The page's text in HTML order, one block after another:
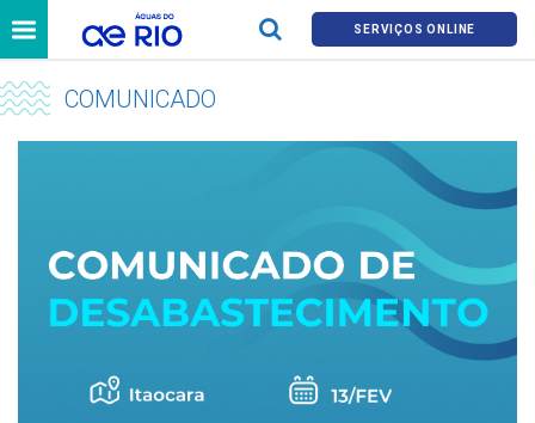
SERVIÇOS ONLINE
COMUNICADO